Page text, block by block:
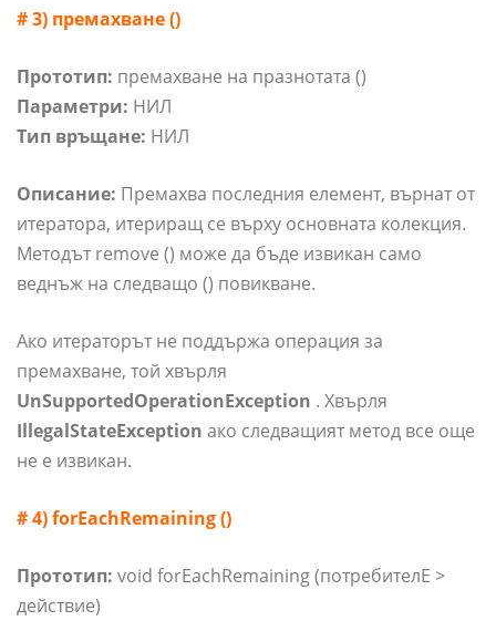
# 3) премахване ()
Прототип: премахване на празнотата ()
Параметри: НИЛ
Тип връщане: НИЛ
Описание: Премахва последния елемент, върнат от
итератора, итериращ се върху основната колекция.
Методът remove () може да бъде извикан само
веднъж на следващо () повикване.
Ако итераторът не поддържа операция за
премахване, той хвърля
UnSupportedOperationException . Хвърля
IllegalStateException ако следващият метод все още
не е извикан.
# 4) forEachRemaining ()
Прототип: void forEachRemaining (потребителЕ >
действие)